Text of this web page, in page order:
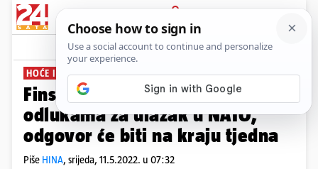
PRIJAVA
News Komentari
HOĆE ILI NEĆE?
Finska i Švedska pri kraju s
odlukama za ulazak u NATO,
odgovor će biti na kraju tjedna
Piše HINA, srijeda, 11.5.2022. u 07:32